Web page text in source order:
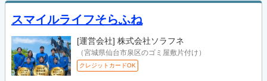
スマイルライフそらふね
[運営会社] 株式会社ソラフネ
（宮城県仙台市泉区のゴミ屋敷片付け）
クレジットカードOK